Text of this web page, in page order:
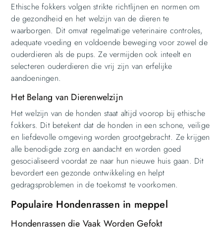
Ethische fokkers volgen strikte richtlijnen en normen om
de gezondheid en het welzijn van de dieren te
waarborgen. Dit omvat regelmatige veterinaire controles,
adequate voeding en voldoende beweging voor zowel de
ouderdieren als de pups. Ze vermijden ook inteelt en
selecteren ouderdieren die vrij zijn van erfelijke
aandoeningen.
Het Belang van Dierenwelzijn
Het welzijn van de honden staat altijd voorop bij ethische
fokkers. Dit betekent dat de honden in een schone, veilige
en liefdevolle omgeving worden grootgebracht. Ze krijgen
alle benodigde zorg en aandacht en worden goed
gesocialiseerd voordat ze naar hun nieuwe huis gaan. Dit
bevordert een gezonde ontwikkeling en helpt
gedragsproblemen in de toekomst te voorkomen.
Populaire Hondenrassen in meppel
Hondenrassen die Vaak Worden Gefokt